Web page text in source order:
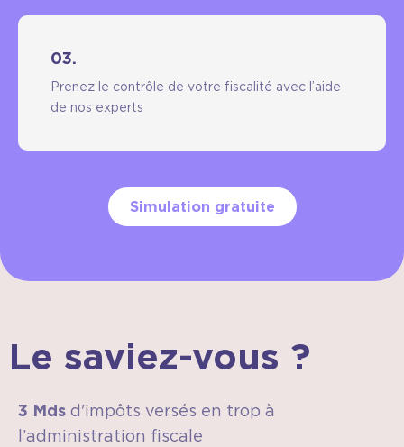
03.
Prenez le contrôle de votre fiscalité avec l’aide
de nos experts
Simulation gratuite
Le saviez-vous ?
3 Mds d'impôts versés en trop à
l’administration fiscale